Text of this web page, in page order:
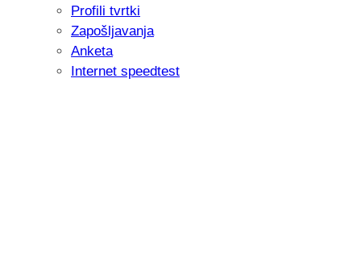
Profili tvrtki
Zapošljavanja
Anketa
Internet speedtest